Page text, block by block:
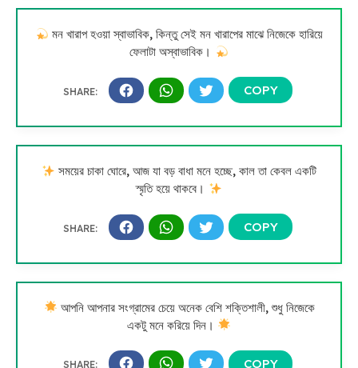
মন খারাপ হওয়া স্বাভাবিক, কিন্তু সেই মন খারাপের মাঝে নিজেকে হারিয়ে
ফেলাটা অস্বাভাবিক।
সময়ের চাকা ঘোরে, আজ যা বড় বাধা মনে হচ্ছে, কাল তা কেবল একটি
স্মৃতি হয়ে থাকবে।
আপনি আপনার সংগ্রামের চেয়ে অনেক বেশি শক্তিশালী, শুধু নিজেকে
একটু মনে করিয়ে দিন।